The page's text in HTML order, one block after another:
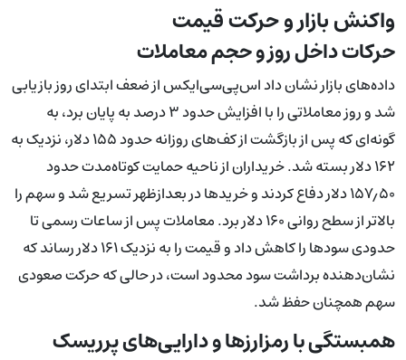
واکنش بازار و حرکت قیمت
حرکات داخل روز و حجم معاملات
داده‌های بازار نشان داد اس‌پی‌سی‌ایکس از ضعف ابتدای روز بازیابی
شد و روز معاملاتی را با افزایش حدود ۳ درصد به پایان برد، به
گونه‌ای که پس از بازگشت از کف‌های روزانه حدود ۱۵۵ دلار، نزدیک به
۱۶۲ دلار بسته شد. خریداران از ناحیه حمایت کوتاه‌مدت حدود
۱۵۷٫۵۰ دلار دفاع کردند و خریدها در بعدازظهر تسریع شد و سهم را
بالاتر از سطح روانی ۱۶۰ دلار برد. معاملات پس از ساعات رسمی تا
حدودی سودها را کاهش داد و قیمت را به نزدیک ۱۶۱ دلار رساند که
نشان‌دهنده برداشت سود محدود است، در حالی که حرکت صعودی
سهم همچنان حفظ شد.
همبستگی با رمزارزها و دارایی‌های پرریسک